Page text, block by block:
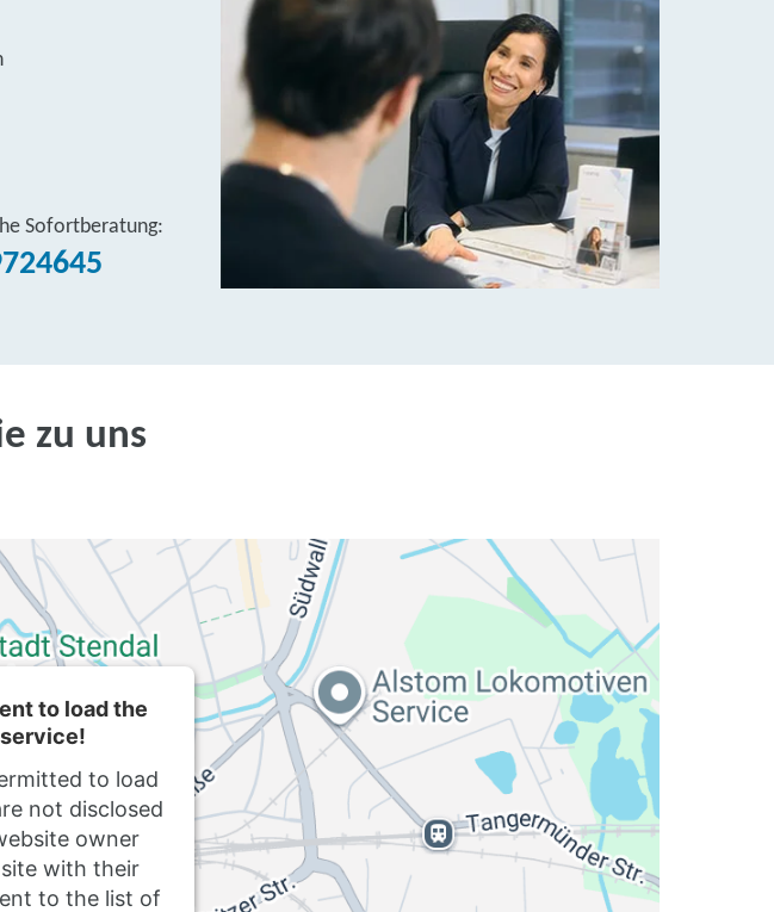
Sofortberatung:
zu uns
to load the
to load
not disclosed
owner
with their
to the list of